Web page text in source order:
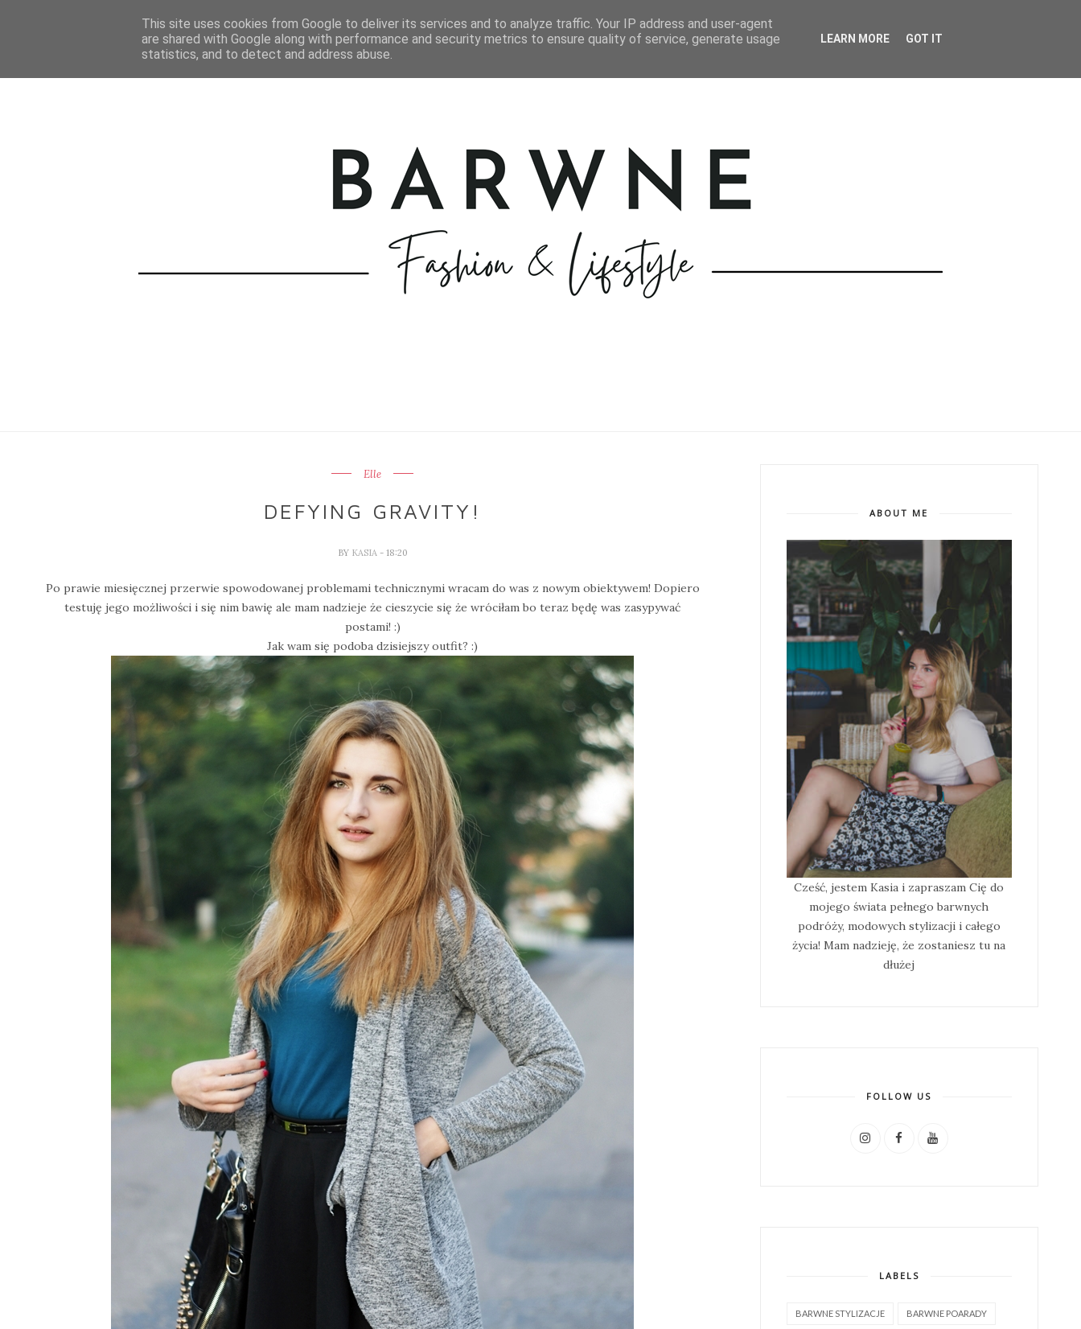
STRONA GŁÓWNA STYLIZACJE KOSMETYKI GOTOWANIE PODRÓŻE BARWNE TRAVEL
Elle
DEFYING GRAVITY!
BY KASIA - 18:20
Po prawie miesięcznej przerwie spowodowanej problemami technicznymi wracam do was z nowym obiektywem! Dopiero
testuję jego możliwości i się nim bawię ale mam nadzieje że cieszycie się że wróciłam bo teraz będę was zasypywać
postami! :)
Jak wam się podoba dzisiejszy outfit? :)
ABOUT ME
Cześć, jestem Kasia i zapraszam Cię do
mojego świata pełnego barwnych
podróży, modowych stylizacji i całego
życia! Mam nadzieję, że zostaniesz tu na
dłużej
FOLLOW US
LABELS
BARWNE STYLIZACJE BARWNE POARADY
This site uses cookies from Google to deliver its services and to analyze traffic. Your IP address and user-agent
are shared with Google along with performance and security metrics to ensure quality of service, generate usage
statistics, and to detect and address abuse.
LEARN MORE GOT IT